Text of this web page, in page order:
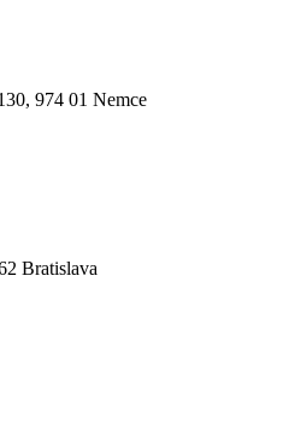
974 01 Nemce
Bratislava